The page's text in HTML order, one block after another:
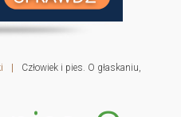
|
Człowiek i pies. O głaskaniu,